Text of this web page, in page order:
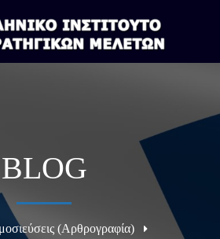
BLOG
(Αρθρογραφία)